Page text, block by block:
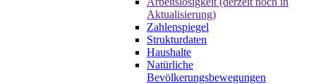
Aktualisierung)
Zahlenspiegel
Strukturdaten
Haushalte
Natürliche
Bevölkerungsbewegungen